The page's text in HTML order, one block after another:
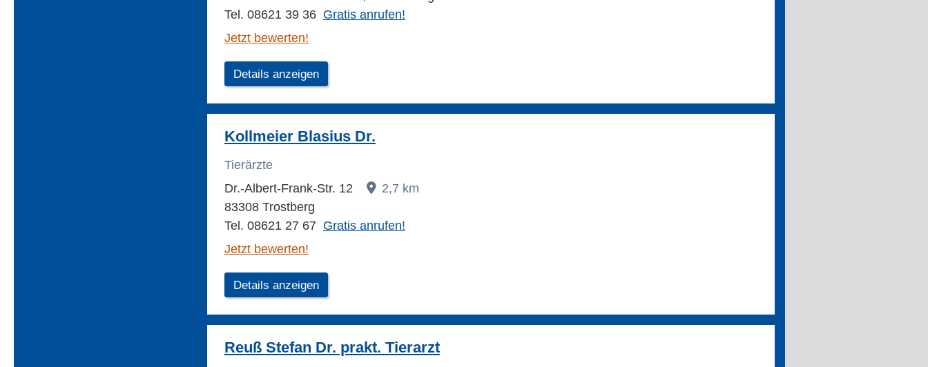
Tel. 08621 39 36 Gratis anrufen!
Jetzt bewerten!
Details anzeigen
Kollmeier Blasius Dr.
Tierärzte
Dr.-Albert-Frank-Str. 12
2,7 km
83308 Trostberg
Tel. 08621 27 67 Gratis anrufen!
Jetzt bewerten!
Details anzeigen
Reuß Stefan Dr. prakt. Tierarzt